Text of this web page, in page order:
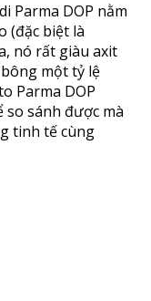
Parma DOP nằm
(đặc biệt là
nó rất giàu axit
một tỷ lệ
Parma DOP
sánh được mà
tinh tế cùng